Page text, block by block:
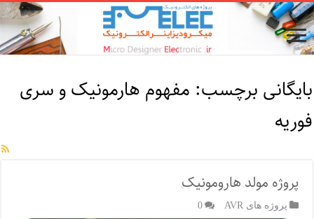
بایگانی برچسب: مفهوم هارمونیک و سری
فوریه
پروژه مولد هارومونیک
پروژه های AVR 0